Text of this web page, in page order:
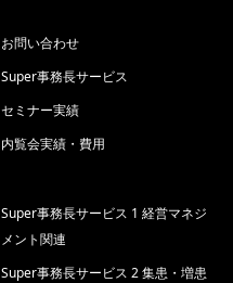
お問い合わせ
Super事務長サービス
セミナー実績
内覧会実績・費用
Super事務長サービス 1 経営マネジ
メント関連
Super事務長サービス 2 集患・増患